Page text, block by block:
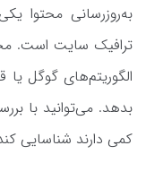
به‌روزرسانی محتوا
ترافیک سایت است.
الگوریتم‌های گوگل
بدهد. می‌توانید با
کمی دارند شناسایی